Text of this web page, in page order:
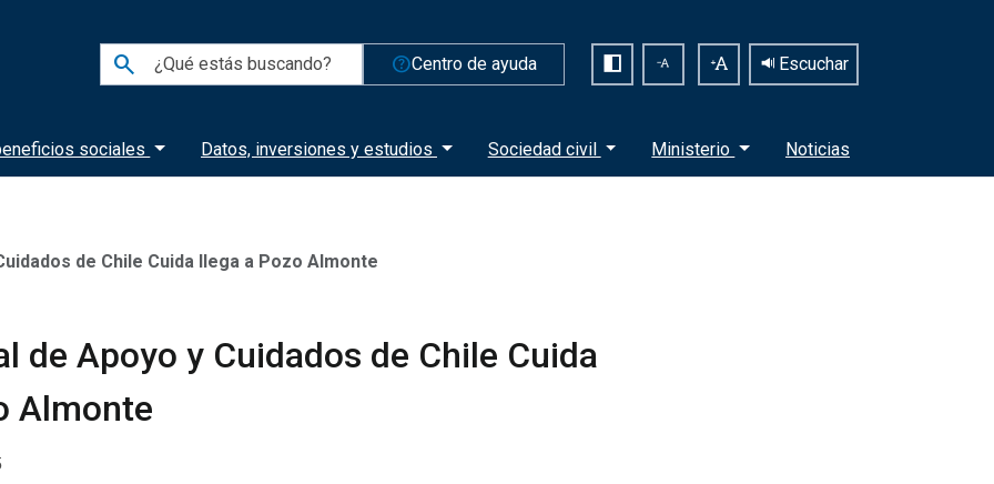
search help_outlineCentro de ayuda Escuchar
sociales Datos, inversiones y estudios Sociedad civil Ministerio Noticias
de Chile Cuida llega a Pozo Almonte
de Apoyo y Cuidados de Chile Cuida
Almonte